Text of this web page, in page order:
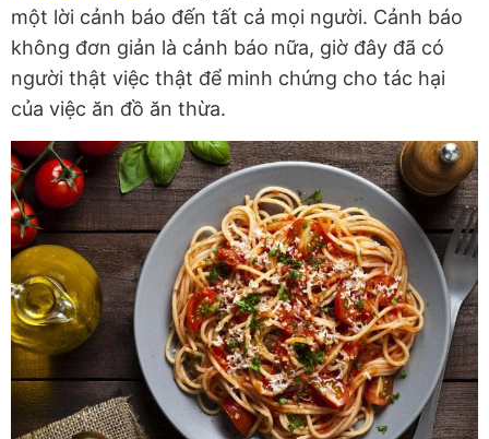
một lời cảnh báo đến tất cả mọi người. Cảnh báo
không đơn giản là cảnh báo nữa, giờ đây đã có
người thật việc thật để minh chứng cho tác hại
của việc ăn đồ ăn thừa.